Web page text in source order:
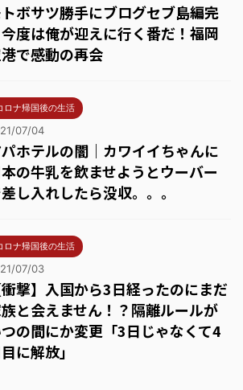
ボサツ勝手にブログセブ島編完
今度は俺が迎えに行く番だ！福岡
で感動の再会
ロナ帰国後の生活
07/04
ホテルの闇｜カワイイちゃんに
の牛乳を飲ませようとウーバー
し入れしたら没収。。。
ロナ帰国後の生活
07/03
衝撃】入国から3日経ったのにまだ
と会えません！？隔離ルールが
の間にか変更「3日じゃなくて4
に解放」